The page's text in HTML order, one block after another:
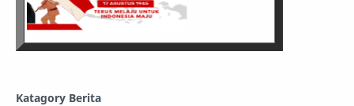
Katagory Berita